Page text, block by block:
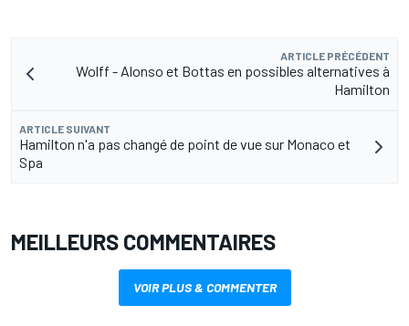
ARTICLE PRÉCÉDENT
Wolff - Alonso et Bottas en possibles alternatives à
Hamilton
ARTICLE SUIVANT
Hamilton n'a pas changé de point de vue sur Monaco et
Spa
MEILLEURS COMMENTAIRES
VOIR PLUS & COMMENTER